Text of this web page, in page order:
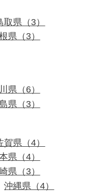
取県（3）
県（3）
県（6）
県（3）
賀県（4）
県（4）
県（3）
沖縄県（4）